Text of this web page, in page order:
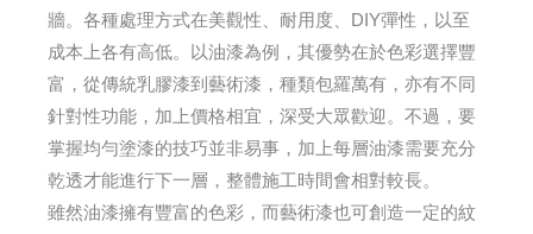
牆。各種處理方式在美觀性、耐用度、DIY彈性，以至
成本上各有高低。以油漆為例，其優勢在於色彩選擇豐
富，從傳統乳膠漆到藝術漆，種類包羅萬有，亦有不同
針對性功能，加上價格相宜，深受大眾歡迎。不過，要
掌握均勻塗漆的技巧並非易事，加上每層油漆需要充分
乾透才能進行下一層，整體施工時間會相對較長。
雖然油漆擁有豐富的色彩，而藝術漆也可創造一定的紋